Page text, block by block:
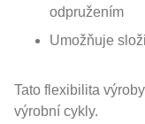
odpružením
Umožňuje
Tato flexibilita
výrobní cykly.